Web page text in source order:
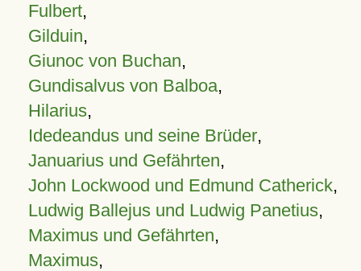
Fulbert,
Gilduin,
Giunoc von Buchan,
Gundisalvus von Balboa,
Hilarius,
Idedeandus und seine Brüder,
Januarius und Gefährten,
John Lockwood und Edmund Catherick,
Ludwig Ballejus und Ludwig Panetius,
Maximus und Gefährten,
Maximus,